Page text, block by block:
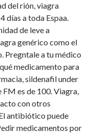
del rión, viagra
días a toda Espaa.
de leve a
genérico como el
Pregntale a tu médico
medicamento para
sildenafil under
es de 100. Viagra,
con otros
antibiótico puede
medicamentos por